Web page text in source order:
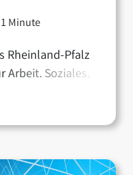
Minute
Rheinland-Pfalz
Arbeit, Soziales,
und der
Ansätze in der
Ziel des